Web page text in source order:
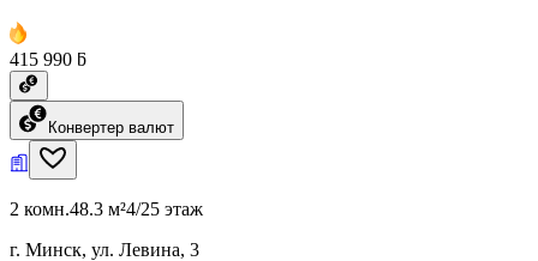
415 990 ƃ
Конвертер валют
2 комн.48.3 м²4/25 этаж
г. Минск, ул. Левина, 3